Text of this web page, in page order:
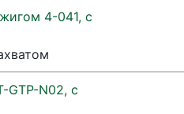
4-041, с
GTP-N02, с